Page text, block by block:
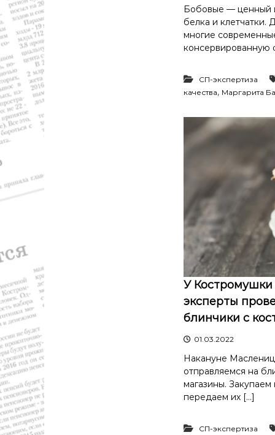
а
,
с
п
р
т
Бобовые — ценный
белка и клетчатки.
многие
консервированную
СП-экспертиза
качества, Маргарита
У Костромушки
эксперты
блинчики с
01.03.2022
Накануне
отправляемся на
магазины.
передаем их […]
СП-экспертиза